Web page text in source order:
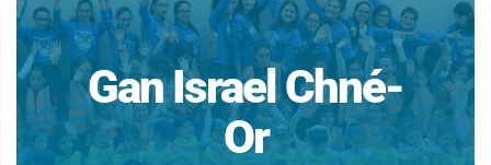
Gan Israel Chné-
Or